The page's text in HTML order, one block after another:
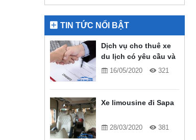
TIN TỨC NỔI BẬT
Dịch vụ cho thuê xe
du lịch có yêu cầu và
quy định gì?
16/05/2020 321
Xe limousine đi Sapa
28/03/2020 381